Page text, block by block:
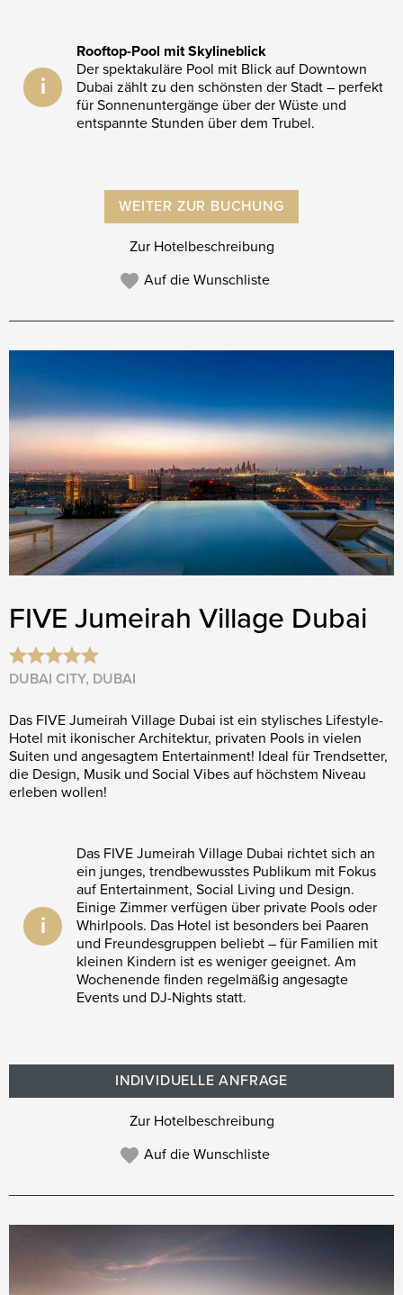
i
Rooftop-Pool mit Skylineblick
Der spektakuläre Pool mit Blick auf Downtown
Dubai zählt zu den schönsten der Stadt – perfekt
für Sonnenuntergänge über der Wüste und
entspannte Stunden über dem Trubel.
WEITER ZUR BUCHUNG
Zur Hotelbeschreibung
Auf die Wunschliste
FIVE Jumeirah Village Dubai
DUBAI CITY, DUBAI
Das FIVE Jumeirah Village Dubai ist ein stylisches Lifestyle-
Hotel mit ikonischer Architektur, privaten Pools in vielen
Suiten und angesagtem Entertainment! Ideal für Trendsetter,
die Design, Musik und Social Vibes auf höchstem Niveau
erleben wollen!
i
Das FIVE Jumeirah Village Dubai richtet sich an
ein junges, trendbewusstes Publikum mit Fokus
auf Entertainment, Social Living und Design.
Einige Zimmer verfügen über private Pools oder
Whirlpools. Das Hotel ist besonders bei Paaren
und Freundesgruppen beliebt – für Familien mit
kleinen Kindern ist es weniger geeignet. Am
Wochenende finden regelmäßig angesagte
Events und DJ-Nights statt.
INDIVIDUELLE ANFRAGE
Zur Hotelbeschreibung
Auf die Wunschliste